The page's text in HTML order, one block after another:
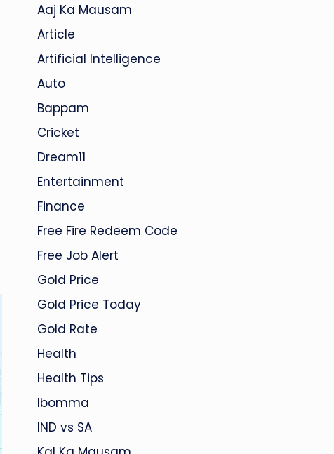
Aaj Ka Mausam
Article
Artificial Intelligence
Auto
Bappam
Cricket
Dream11
Entertainment
Finance
Free Fire Redeem Code
Free Job Alert
Gold Price
Gold Price Today
Gold Rate
Health
Health Tips
Ibomma
IND vs SA